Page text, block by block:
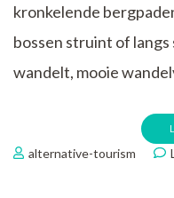
kronkelende
bossen struint of
wandelt, mooie
alternative-tourism